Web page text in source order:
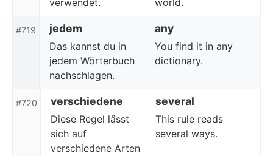
verwendet.
world.
#719 jedem any
Das kannst du in
jedem Wörterbuch
nachschlagen.
You find it in any
dictionary.
#720 verschiedene several
Diese Regel lässt
sich auf
verschiedene Arten
This rule reads
several ways.